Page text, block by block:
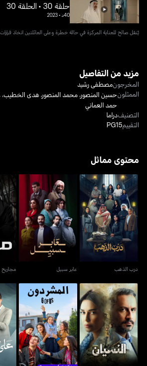
حلقة 30 • الحلقة 30
40د •
2023
يٌنقل صالح للعناية المركزة في حالة خطرة وعلى العائلتين اتخاذ
مزيد من التفاصيل
المخرجونمصطفى رشيد
الممثلونحسين المنصور،محمد المنصور،هدى الخطيب،
حمد العماني
التصنيفدراما
التقييمPG15
محتوى مماثل
درب الذهب
درب الذهب
عابر سبيل
عابر سبيل مجاريح
النسيان المشردون